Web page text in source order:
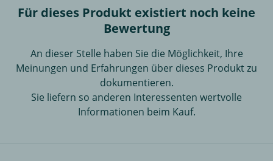
Für dieses Produkt existiert noch keine
Bewertung
An dieser Stelle haben Sie die Möglichkeit, Ihre
Meinungen und Erfahrungen über dieses Produkt zu
dokumentieren.
Sie liefern so anderen Interessenten wertvolle
Informationen beim Kauf.